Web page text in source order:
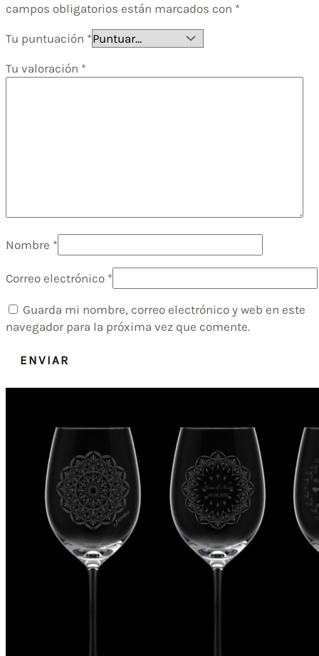
campos obligatorios están marcados con *
Tu puntuación *
Tu valoración *
Nombre *
Correo electrónico *
Guarda mi nombre, correo electrónico y web en este
navegador para la próxima vez que comente.